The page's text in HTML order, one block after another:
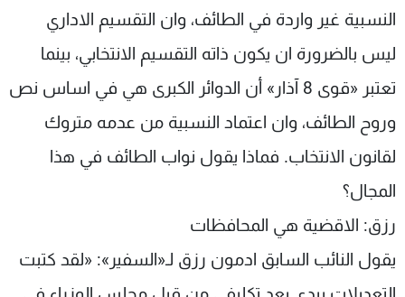
النسبية غير واردة في الطائف، وان التقسيم الاداري
ليس بالضرورة ان يكون ذاته التقسيم الانتخابي، بينما
تعتبر «قوى 8 آذار» أن الدوائر الكبرى هي في اساس نص
وروح الطائف، وان اعتماد النسبية من عدمه متروك
لقانون الانتخاب. فماذا يقول نواب الطائف في هذا
المجال؟
رزق: الاقضية هي المحافظات
يقول النائب السابق ادمون رزق لـ«السفير»: «لقد كتبت